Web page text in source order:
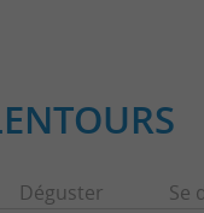
Déguster Se